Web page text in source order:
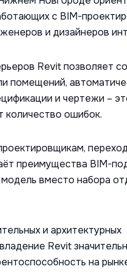
с BIM-
и дизайнеров
Revit позволяет
помещений,
и чертежи –
количество ошибок.
преимущества BIM-
вместо набора
и архитектурных
Revit
на